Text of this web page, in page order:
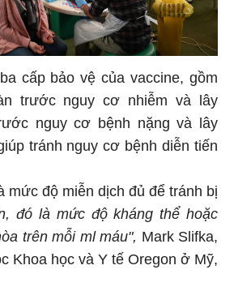
cấp bảo vệ của vaccine, gồm
trước nguy cơ nhiễm và lây
nguy cơ bệnh nặng và lây
tránh nguy cơ bệnh diễn tiến
mức độ miễn dịch đủ để tránh bị
đó là mức độ kháng thể hoặc
trên mỗi ml máu", Mark Slifka,
Khoa học và Y tế Oregon ở Mỹ,